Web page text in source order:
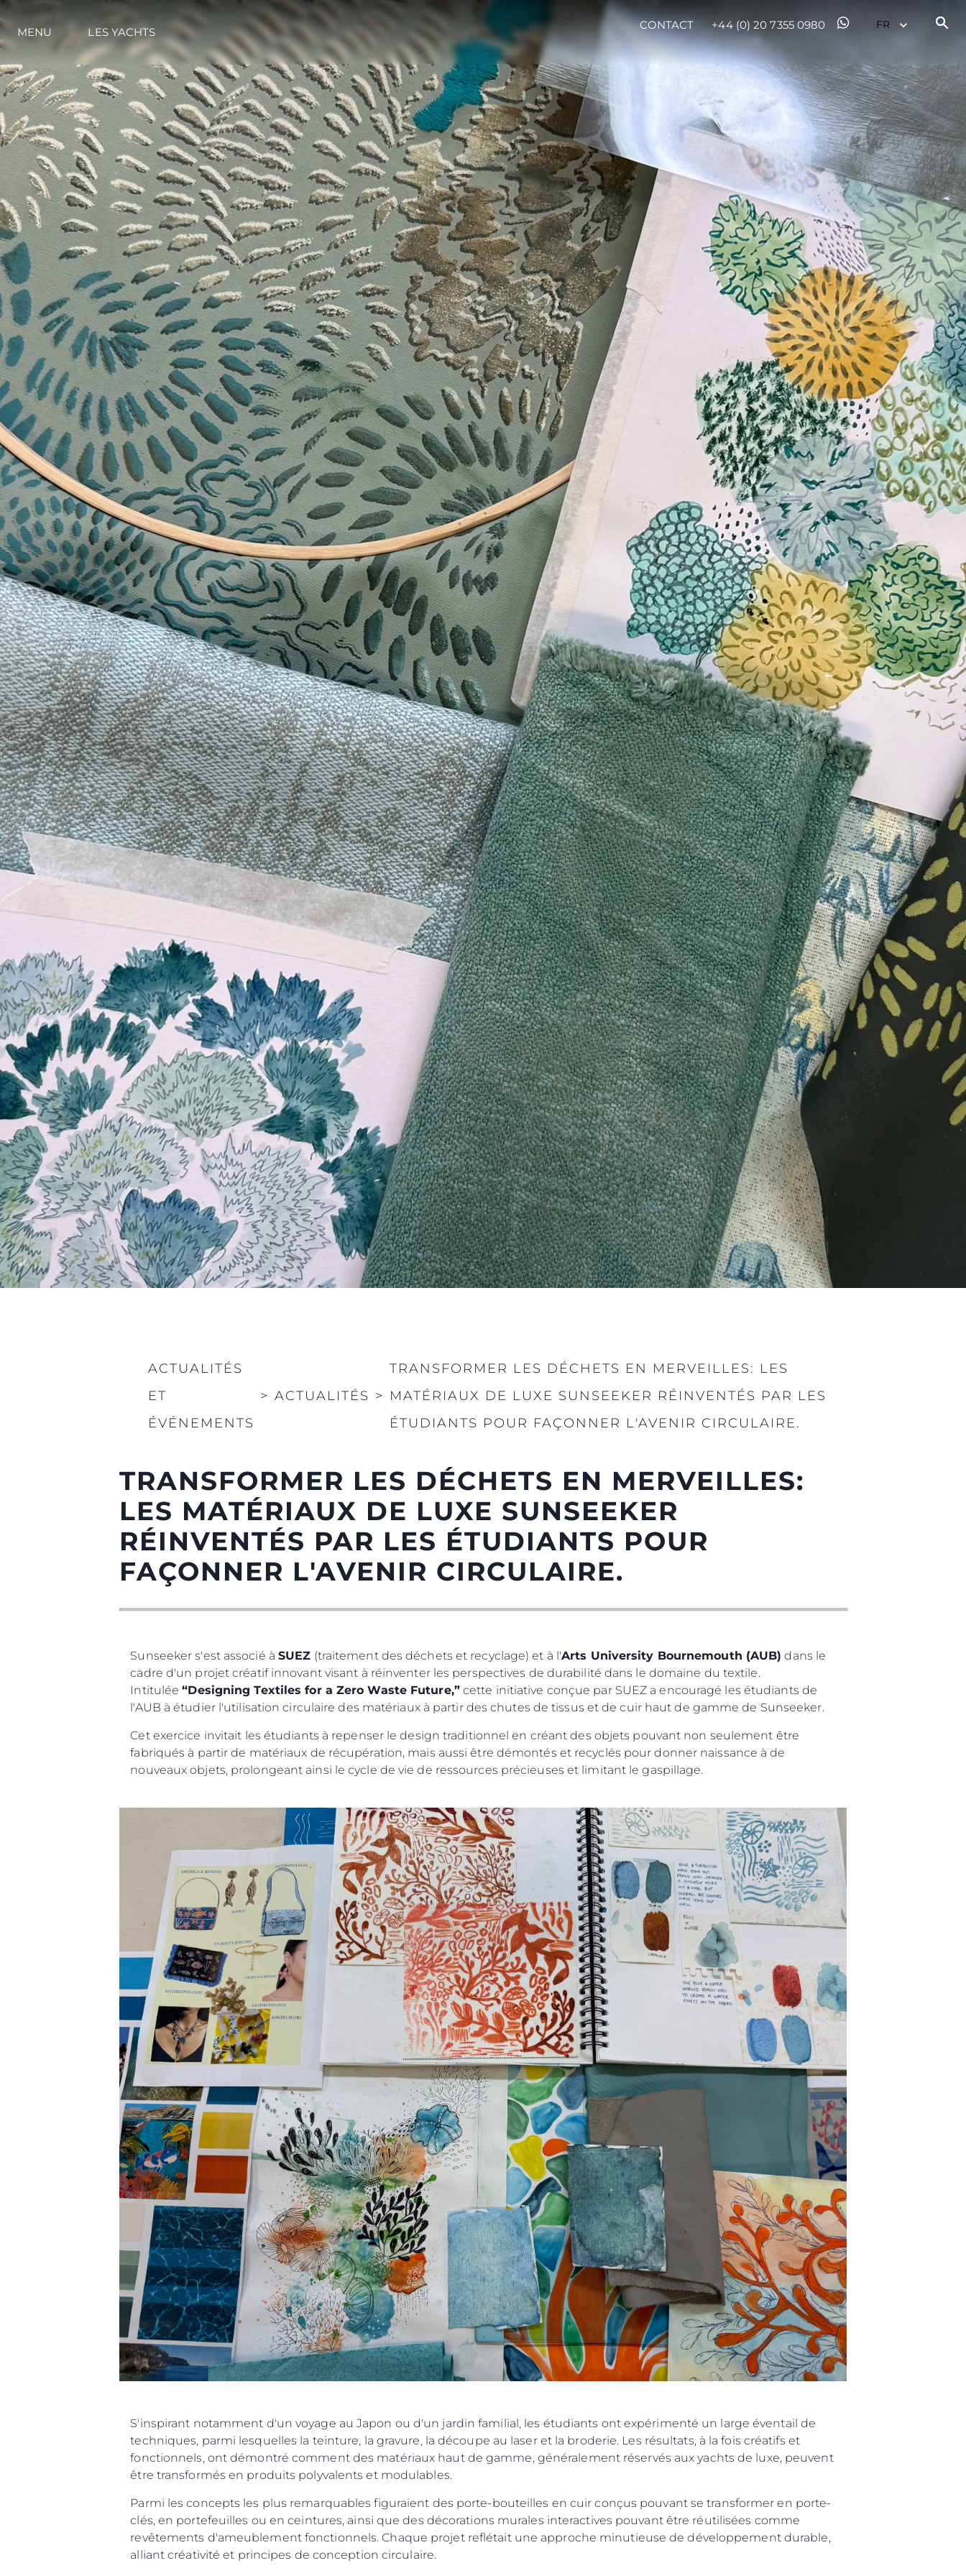
MENU LES YACHTS
CONTACT +44 (0) 20 7355 0980
ACTUALITÉS
ET
ÉVÉNEMENTS
> ACTUALITÉS >
TRANSFORMER LES DÉCHETS EN MERVEILLES: LES
MATÉRIAUX DE LUXE SUNSEEKER RÉINVENTÉS PAR LES
ÉTUDIANTS POUR FAÇONNER L'AVENIR CIRCULAIRE.
TRANSFORMER LES DÉCHETS EN MERVEILLES:
LES MATÉRIAUX DE LUXE SUNSEEKER
RÉINVENTÉS PAR LES ÉTUDIANTS POUR
FAÇONNER L'AVENIR CIRCULAIRE.
Sunseeker s'est associé à SUEZ (traitement des déchets et recyclage) et à l'Arts University Bournemouth (AUB) dans le
cadre d'un projet créatif innovant visant à réinventer les perspectives de durabilité dans le domaine du textile.
Intitulée“Designing Textiles for a Zero Waste Future,”cette initiative conçue par SUEZ a encouragé les étudiants de
l'AUB à étudier l'utilisation circulaire des matériaux à partir des chutes de tissus et de cuir haut de gamme de Sunseeker.
Cet exercice invitait les étudiants à repenser le design traditionnel en créant des objets pouvant non seulement être
fabriqués à partir de matériaux de récupération, mais aussi être démontés et recyclés pour donner naissance à de
nouveaux objets, prolongeant ainsi le cycle de vie de ressources précieuses et limitant le gaspillage.
S'inspirant notamment d'un voyage au Japon ou d'un jardin familial, les étudiants ont expérimenté un large éventail de
techniques, parmi lesquelles la teinture, la gravure, la découpe au laser et la broderie. Les résultats, à la fois créatifs et
fonctionnels, ont démontré comment des matériaux haut de gamme, généralement réservés aux yachts de luxe, peuvent
être transformés en produits polyvalents et modulables.
Parmi les concepts les plus remarquables figuraient des porte-bouteilles en cuir conçus pouvant se transformer en porte-
clés, en portefeuilles ou en ceintures, ainsi que des décorations murales interactives pouvant être réutilisées comme
revêtements d'ameublement fonctionnels. Chaque projet reflétait une approche minutieuse de développement durable,
alliant créativité et principes de conception circulaire.
Information
Plan Du Site
Contact
Préférences De Cookies
Droits Juridiques
POLITIQUE DE
CONFIDENTIALITÉ
LA CHARTE SUR
L'ESCLAVAGE MODERNE
TERMES ET CONDITIONS
POLITIQUE DE COOKIES
RECRUTEMENT
Published Tax Strategy
La Société
Le Courtage
Charter - Location
Nouvelles
Événements
L'innovation
La Société
Notre Équipe
Style De Vie
Notre Héritage
Estimez Votre Bateau